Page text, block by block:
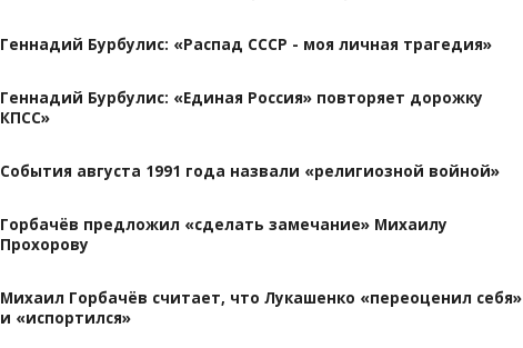
Геннадий Бурбулис: «Распад СССР - моя личная трагедия»
Геннадий Бурбулис: «Единая Россия» повторяет дорожку
КПСС»
События августа 1991 года назвали «религиозной войной»
Горбачёв предложил «сделать замечание» Михаилу
Прохорову
Михаил Горбачёв считает, что Лукашенко «переоценил себя»
и «испортился»